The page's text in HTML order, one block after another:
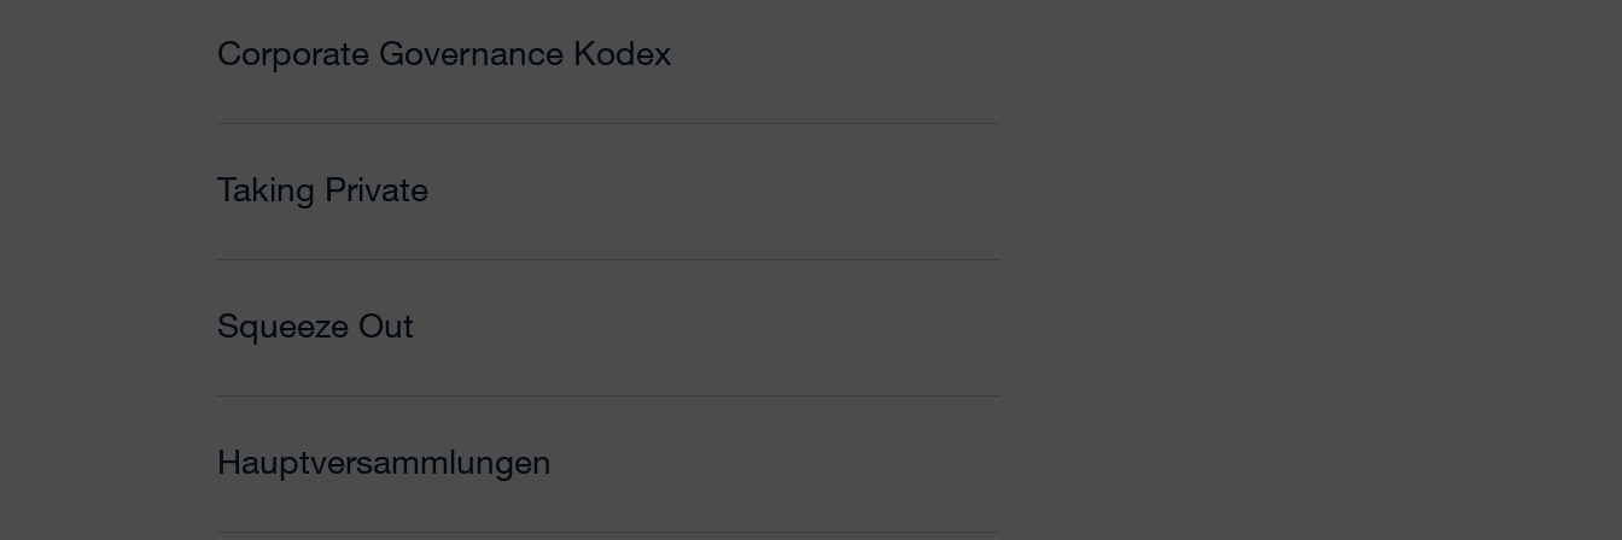
Corporate Governance Kodex
Taking Private
Squeeze Out
Hauptversammlungen